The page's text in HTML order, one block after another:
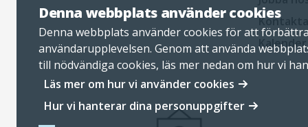
Denna webbplats använder cookies
Denna webbplats använder cookies för att förbättra
användarupplevelsen. Genom att använda
till nödvändiga cookies, läs mer nedan om hur vi
personuppgifter.
Läs mer om hur vi använder cookies
Hur vi hanterar dina personuppgifter
Kontakta
Kalender